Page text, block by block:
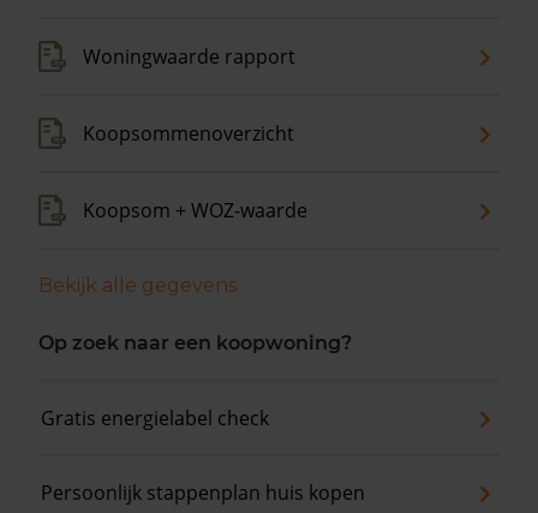
Woningwaarde rapport
Koopsommenoverzicht
Koopsom + WOZ-waarde
Bekijk alle gegevens
Op zoek naar een koopwoning?
Gratis energielabel check
Persoonlijk stappenplan huis kopen